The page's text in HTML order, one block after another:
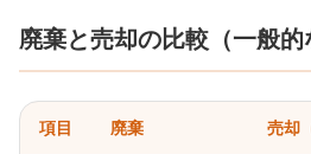
廃棄と売却の比較（一般的
項目 廃棄 売却